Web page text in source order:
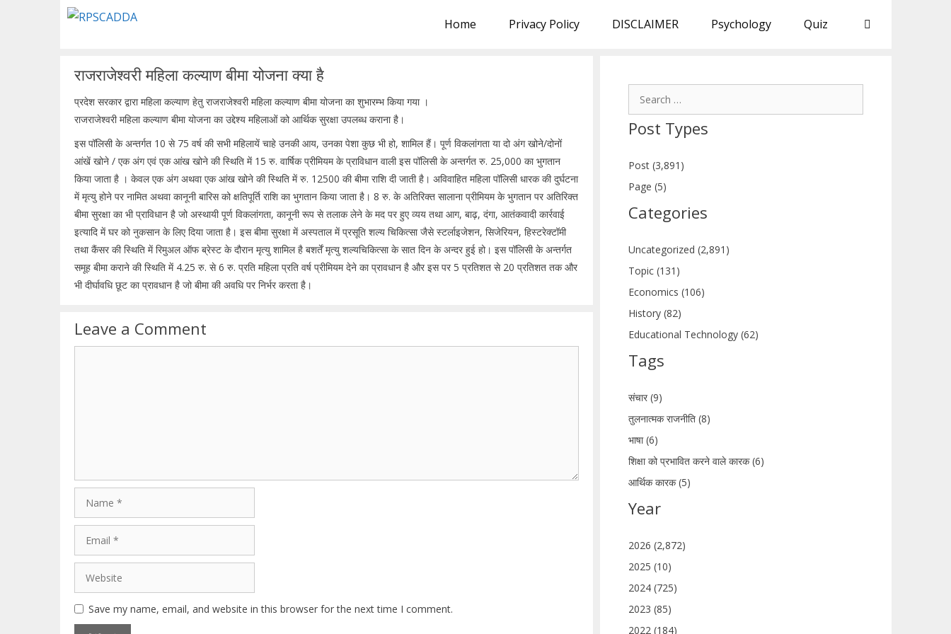
Home Privacy Policy DISCLAIMER Psychology Quiz
राजराजेश्वरी महिला कल्याण बीमा योजना क्या है
प्रदेश सरकार द्वारा महिला कल्याण हेतु राजराजेश्वरी महिला कल्याण बीमा योजना का शुभारम्भ किया गया ।
राजराजेश्वरी महिला कल्याण बीमा योजना का उद्देश्य महिलाओं को आर्थिक सुरक्षा उपलब्ध कराना है।
इस पॉलिसी के अन्तर्गत 10 से 75 वर्ष की सभी महिलायें चाहे उनकी आय, उनका पेशा कुछ भी हो, शामिल हैं। पूर्ण विकलांगता या दो अंग खोने/दोनों
आंखें खोने / एक अंग एवं एक आंख खोने की स्थिति में 15 रु. वार्षिक प्रीमियम के प्राविधान वाली इस पॉलिसी के अन्तर्गत रु. 25,000 का भुगतान
किया जाता है । केवल एक अंग अथवा एक आंख खोने की स्थिति में रु. 12500 की बीमा राशि दी जाती है। अविवाहित महिला पॉलिसी धारक की दुर्घटना
में मृत्यु होने पर नामित अथवा कानूनी बारिस को क्षतिपूर्ति राशि का भुगतान किया जाता है। 8 रु. के अतिरिक्त सालाना प्रीमियम के भुगतान पर अतिरिक्त
बीमा सुरक्षा का भी प्राविधान है जो अस्थायी पूर्ण विकलांगता, कानूनी रूप से तलाक लेने के मद पर हुए व्यय तथा आग, बाढ़, दंगा, आतंकवादी कार्रवाई
इत्यादि में घर को नुकसान के लिए दिया जाता है। इस बीमा सुरक्षा में अस्पताल में प्रसूति शल्य चिकित्सा जैसे स्टर्लाइजेशन, सिजेरियन, हिस्टरेक्टॉमी
तथा कैंसर की स्थिति में रिमुअल ऑफ ब्रेस्ट के दौरान मृत्यु शामिल है बशर्तें मृत्यु शल्यचिकित्सा के सात दिन के अन्दर हुई हो। इस पॉलिसी के अन्तर्गत
समूह बीमा कराने की स्थिति में 4.25 रु. से 6 रु. प्रति महिला प्रति वर्ष प्रीमियम देने का प्रावधान है और इस पर 5 प्रतिशत से 20 प्रतिशत तक और
भी दीर्घावधि छूट का प्रावधान है जो बीमा की अवधि पर निर्भर करता है।
Leave a Comment
Save my name, email, and website in this browser for the next time I comment.
Post Types
Post (3,891)
Page (5)
Categories
Uncategorized (2,891)
Topic (131)
Economics (106)
History (82)
Educational Technology (62)
Tags
संचार (9)
तुलनात्मक राजनीति (8)
भाषा (6)
शिक्षा को प्रभावित करने वाले कारक (6)
आर्थिक कारक (5)
Year
2026 (2,872)
2025 (10)
2024 (725)
2023 (85)
2022 (184)